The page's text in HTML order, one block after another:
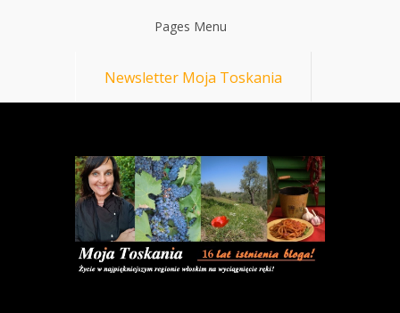
Pages Menu
Newsletter Moja Toskania